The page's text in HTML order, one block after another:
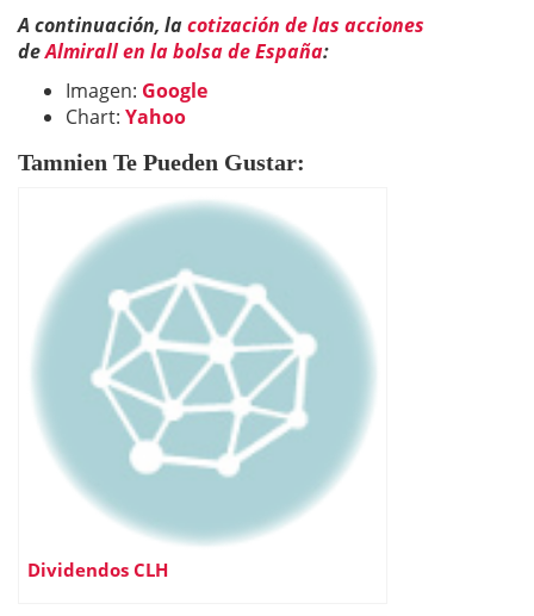
A continuación, lacotización de las acciones
deAlmirall en la bolsa de España:
Imagen: Google
Chart: Yahoo
Tamnien Te Pueden Gustar:
Dividendos CLH